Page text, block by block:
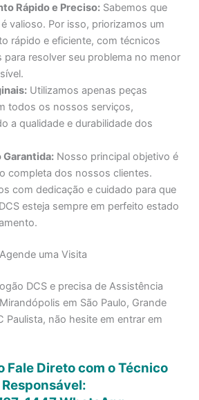
Rápido e Preciso: Sabemos que
valioso. Por isso, priorizamos um
rápido e eficiente, com técnicos
para resolver seu problema no menor
Utilizamos apenas peças
todos os nossos serviços,
a qualidade e durabilidade dos
Nosso principal objetivo é
completa dos nossos clientes.
com dedicação e cuidado para que
esteja sempre em perfeito estado
uma Visita
DCS e precisa de Assistência
em São Paulo, Grande
Paulista, não hesite em entrar em
Fale Direto com o Técnico
Responsável: